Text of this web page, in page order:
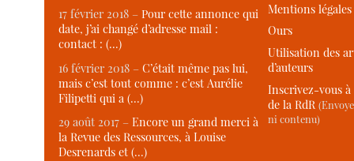
17 février 2018 –Pour cette annonce qui
date, j’ai changé d’adresse mail :
contact : (…)
16 février 2018 –C’était même pas lui,
mais c’est tout comme : c’est Aurélie
Filipetti qui a (…)
29 août 2017 –Encore un grand merci à
la Revue des Ressources, à Louise
Desrenards et (…)
Mentions légales
Ours
Utilisation des
d’auteurs
Inscrivez-vous
de la RdR
ni contenu)